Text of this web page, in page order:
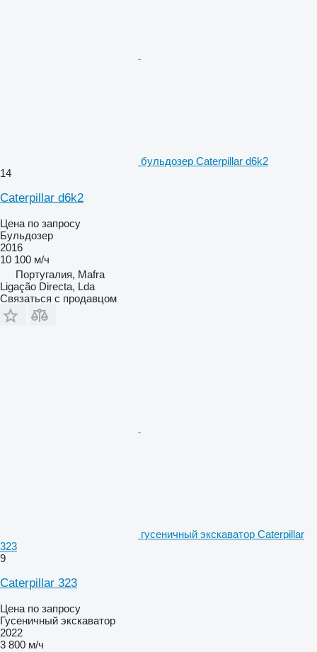
бульдозер Caterpillar d6k2
14
Caterpillar d6k2
Цена по запросу
Бульдозер
2016
10 100 м/ч
Португалия, Mafra
Ligação Directa, Lda
Связаться с продавцом
гусеничный экскаватор Caterpillar
323
9
Caterpillar 323
Цена по запросу
Гусеничный экскаватор
2022
3 800 м/ч